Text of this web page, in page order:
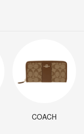
COACH